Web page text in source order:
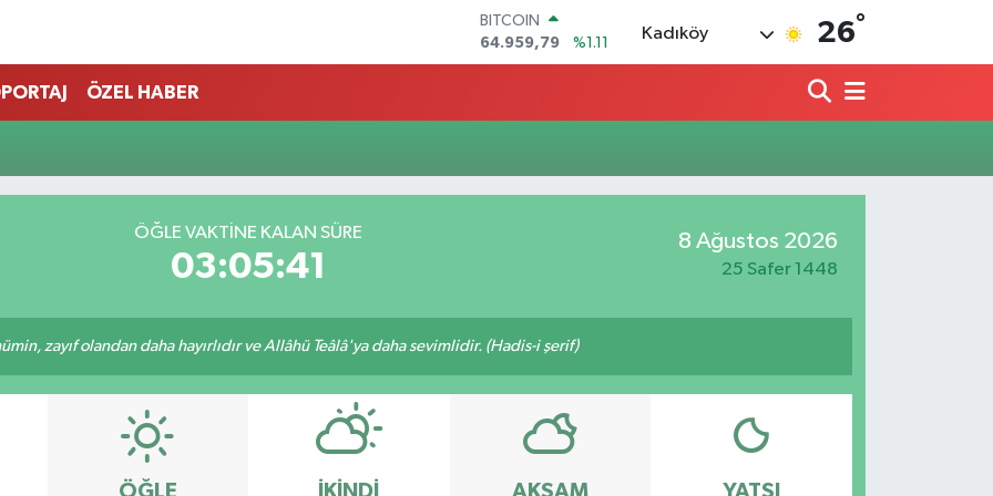
BITCOIN
64.959,79
%1.11
DOLAR
64,4811
%0.38
GRAM ALTIN
Kadıköy 26°
ÖZEL HABER
ÖĞLE VAKTINE KALAN SÜRE
03:05:41
8 Ağustos 2026
25 Safer 1448
zayıf olandan daha hayırlıdır ve Allâhü Teâlâ'ya daha sevimlidir. (Hadis-i şerif)